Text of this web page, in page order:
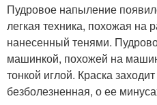
Пудровое напыление
легкая техника, похожая на
нанесенный тенями.
машинкой, похожей на
тонкой иглой. Краска
безболезненная, о ее